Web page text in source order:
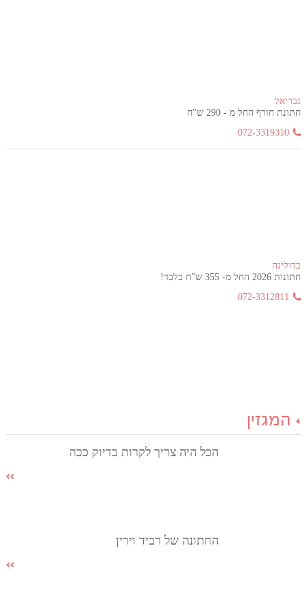
גבריאל
חתונת חורף החל מ - 290 ש"ח
072-3319310
בדולינה
חתונות 2026 החל מ- 355 ש"ח בלבד!
072-3312811
המגזין
הכל היה צריך לקרות בדיוק ככה
החתונה של רביד וירין